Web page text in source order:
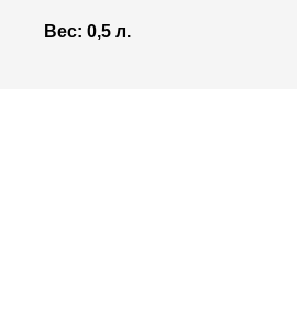
Вес: 0,5 л.